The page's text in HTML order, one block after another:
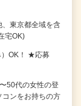
東京都全域を含
宅OK)
）OK！ ★応募
50代の女性の登
ンをお持ちの方